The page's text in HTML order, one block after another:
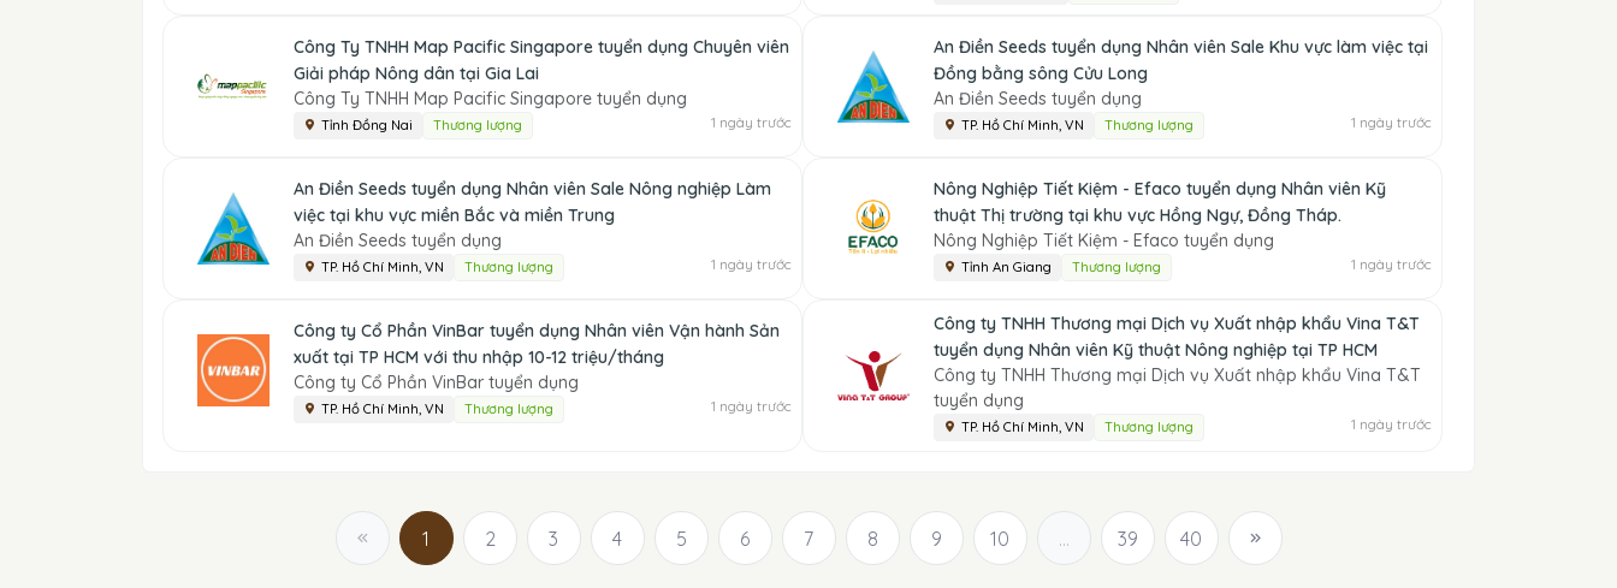
Công Ty TNHH Map Pacific Singapore tuyển dụng Chuyên viên
Giải pháp Nông dân tại Gia Lai
Công Ty TNHH Map Pacific Singapore tuyển dụng
Tỉnh Đồng Nai Thương lượng 1 ngày trước
An Điền Seeds tuyển dụng Nhân viên Sale Khu vực làm việc tại
Đồng bằng sông Cửu Long
An Điền Seeds tuyển dụng
TP. Hồ Chí Minh, VN Thương lượng 1 ngày trước
An Điền Seeds tuyển dụng Nhân viên Sale Nông nghiệp Làm
việc tại khu vực miền Bắc và miền Trung
An Điền Seeds tuyển dụng
TP. Hồ Chí Minh, VN Thương lượng 1 ngày trước
Nông Nghiệp Tiết Kiệm - Efaco tuyển dụng Nhân viên Kỹ
thuật Thị trường tại khu vực Hồng Ngự, Đồng Tháp.
Nông Nghiệp Tiết Kiệm - Efaco tuyển dụng
Tỉnh An Giang Thương lượng 1 ngày trước
Công ty Cổ Phần VinBar tuyển dụng Nhân viên Vận hành Sản
xuất tại TP HCM với thu nhập 10-12 triệu/tháng
Công ty Cổ Phần VinBar tuyển dụng
TP. Hồ Chí Minh, VN Thương lượng 1 ngày trước
Công ty TNHH Thương mại Dịch vụ Xuất nhập khẩu Vina T&T
tuyển dụng Nhân viên Kỹ thuật Nông nghiệp tại TP HCM
Công ty TNHH Thương mại Dịch vụ Xuất nhập khẩu Vina T&T
tuyển dụng
TP. Hồ Chí Minh, VN Thương lượng 1 ngày trước
1 2 3 4 5 6 7 8 9 10 ... 39 40